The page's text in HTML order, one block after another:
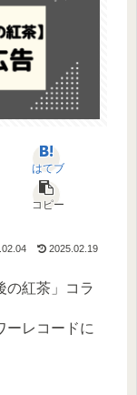
はてブ
コピー
2025.02.19
の紅茶」コラ
ーレコードに